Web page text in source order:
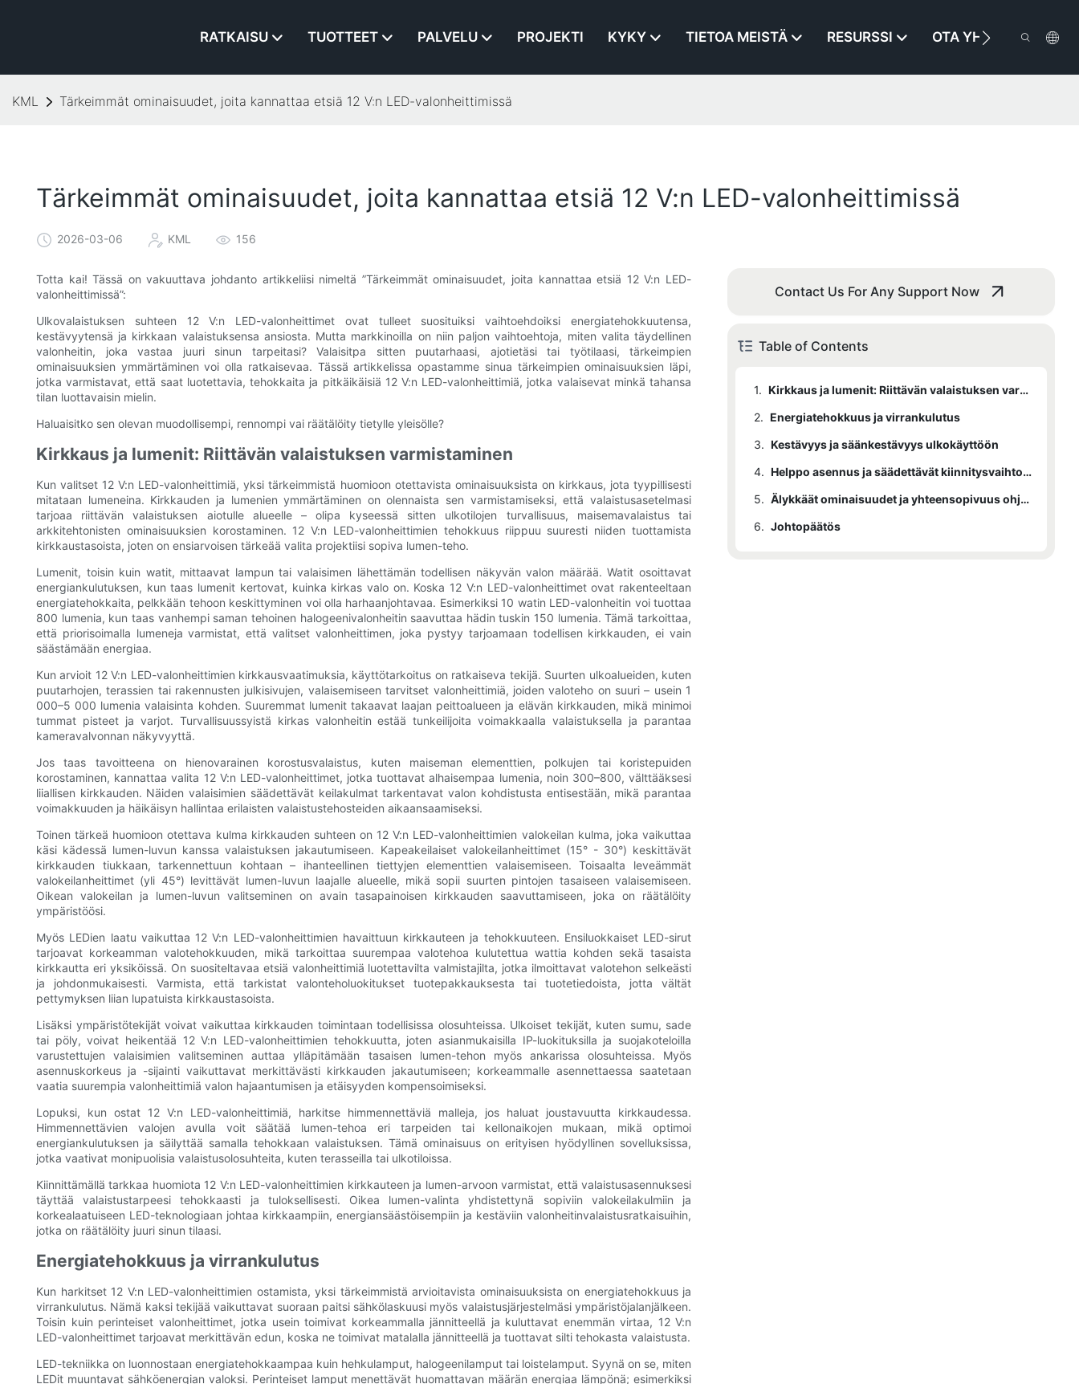
RATKAISU TUOTTEET PALVELU PROJEKTI KYKY TIETOA MEISTÄ RESURSSI OTA YHTEYTTÄ
KML Tärkeimmät ominaisuudet, joita kannattaa etsiä 12 V:n LED-valonheittimissä
Tärkeimmät ominaisuudet, joita kannattaa etsiä 12 V:n LED-valonheittimissä
2026-03-06 KML 156
Totta kai! Tässä on vakuuttava johdanto artikkeliisi nimeltä ”Tärkeimmät ominaisuudet, joita kannattaa etsiä 12 V:n LED-
valonheittimissä”:
Ulkovalaistuksen suhteen 12 V:n LED-valonheittimet ovat tulleet suosituiksi vaihtoehdoiksi energiatehokkuutensa,
kestävyytensä ja kirkkaan valaistuksensa ansiosta. Mutta markkinoilla on niin paljon vaihtoehtoja, miten valita täydellinen
valonheitin, joka vastaa juuri sinun tarpeitasi? Valaisitpa sitten puutarhaasi, ajotietäsi tai työtilaasi, tärkeimpien
ominaisuuksien ymmärtäminen voi olla ratkaisevaa. Tässä artikkelissa opastamme sinua tärkeimpien ominaisuuksien läpi,
jotka varmistavat, että saat luotettavia, tehokkaita ja pitkäikäisiä 12 V:n LED-valonheittimiä, jotka valaisevat minkä tahansa
tilan luottavaisin mielin.
Haluaisitko sen olevan muodollisempi, rennompi vai räätälöity tietylle yleisölle?
Kirkkaus ja lumenit: Riittävän valaistuksen varmistaminen
Kun valitset 12 V:n LED-valonheittimiä, yksi tärkeimmistä huomioon otettavista ominaisuuksista on kirkkaus, jota tyypillisesti
mitataan lumeneina. Kirkkauden ja lumenien ymmärtäminen on olennaista sen varmistamiseksi, että valaistusasetelmasi
tarjoaa riittävän valaistuksen aiotulle alueelle – olipa kyseessä sitten ulkotilojen turvallisuus, maisemavalaistus tai
arkkitehtonisten ominaisuuksien korostaminen. 12 V:n LED-valonheittimien tehokkuus riippuu suuresti niiden tuottamista
kirkkaustasoista, joten on ensiarvoisen tärkeää valita projektiisi sopiva lumen-teho.
Lumenit, toisin kuin watit, mittaavat lampun tai valaisimen lähettämän todellisen näkyvän valon määrää. Watit osoittavat
energiankulutuksen, kun taas lumenit kertovat, kuinka kirkas valo on. Koska 12 V:n LED-valonheittimet ovat rakenteeltaan
energiatehokkaita, pelkkään tehoon keskittyminen voi olla harhaanjohtavaa. Esimerkiksi 10 watin LED-valonheitin voi tuottaa
800 lumenia, kun taas vanhempi saman tehoinen halogeenivalonheitin saavuttaa hädin tuskin 150 lumenia. Tämä tarkoittaa,
että priorisoimalla lumeneja varmistat, että valitset valonheittimen, joka pystyy tarjoamaan todellisen kirkkauden, ei vain
säästämään energiaa.
Kun arvioit 12 V:n LED-valonheittimien kirkkausvaatimuksia, käyttötarkoitus on ratkaiseva tekijä. Suurten ulkoalueiden, kuten
puutarhojen, terassien tai rakennusten julkisivujen, valaisemiseen tarvitset valonheittimiä, joiden valoteho on suuri – usein 1
000–5 000 lumenia valaisinta kohden. Suuremmat lumenit takaavat laajan peittoalueen ja elävän kirkkauden, mikä minimoi
tummat pisteet ja varjot. Turvallisuussyistä kirkas valonheitin estää tunkeilijoita voimakkaalla valaistuksella ja parantaa
kameravalvonnan näkyvyyttä.
Jos taas tavoitteena on hienovarainen korostusvalaistus, kuten maiseman elementtien, polkujen tai koristepuiden
korostaminen, kannattaa valita 12 V:n LED-valonheittimet, jotka tuottavat alhaisempaa lumenia, noin 300–800, välttääksesi
liiallisen kirkkauden. Näiden valaisimien säädettävät keilakulmat tarkentavat valon kohdistusta entisestään, mikä parantaa
voimakkuuden ja häikäisyn hallintaa erilaisten valaistustehosteiden aikaansaamiseksi.
Toinen tärkeä huomioon otettava kulma kirkkauden suhteen on 12 V:n LED-valonheittimien valokeilan kulma, joka vaikuttaa
käsi kädessä lumen-luvun kanssa valaistuksen jakautumiseen. Kapeakeilaiset valokeilanheittimet (15° - 30°) keskittävät
kirkkauden tiukkaan, tarkennettuun kohtaan – ihanteellinen tiettyjen elementtien valaisemiseen. Toisaalta leveämmät
valokeilanheittimet (yli 45°) levittävät lumen-luvun laajalle alueelle, mikä sopii suurten pintojen tasaiseen valaisemiseen.
Oikean valokeilan ja lumen-luvun valitseminen on avain tasapainoisen kirkkauden saavuttamiseen, joka on räätälöity
ympäristöösi.
Myös LEDien laatu vaikuttaa 12 V:n LED-valonheittimien havaittuun kirkkauteen ja tehokkuuteen. Ensiluokkaiset LED-sirut
tarjoavat korkeamman valotehokkuuden, mikä tarkoittaa suurempaa valotehoa kulutettua wattia kohden sekä tasaista
kirkkautta eri yksiköissä. On suositeltavaa etsiä valonheittimiä luotettavilta valmistajilta, jotka ilmoittavat valotehon selkeästi
ja johdonmukaisesti. Varmista, että tarkistat valonteholuokitukset tuotepakkauksesta tai tuotetiedoista, jotta vältät
pettymyksen liian lupatuista kirkkaustasoista.
Lisäksi ympäristötekijät voivat vaikuttaa kirkkauden toimintaan todellisissa olosuhteissa. Ulkoiset tekijät, kuten sumu, sade
tai pöly, voivat heikentää 12 V:n LED-valonheittimien tehokkuutta, joten asianmukaisilla IP-luokituksilla ja suojakoteloilla
varustettujen valaisimien valitseminen auttaa ylläpitämään tasaisen lumen-tehon myös ankarissa olosuhteissa. Myös
asennuskorkeus ja -sijainti vaikuttavat merkittävästi kirkkauden jakautumiseen; korkeammalle asennettaessa saatetaan
vaatia suurempia valonheittimiä valon hajaantumisen ja etäisyyden kompensoimiseksi.
Lopuksi, kun ostat 12 V:n LED-valonheittimiä, harkitse himmennettäviä malleja, jos haluat joustavuutta kirkkaudessa.
Himmennettävien valojen avulla voit säätää lumen-tehoa eri tarpeiden tai kellonaikojen mukaan, mikä optimoi
energiankulutuksen ja säilyttää samalla tehokkaan valaistuksen. Tämä ominaisuus on erityisen hyödyllinen sovelluksissa,
jotka vaativat monipuolisia valaistusolosuhteita, kuten terasseilla tai ulkotiloissa.
Kiinnittämällä tarkkaa huomiota 12 V:n LED-valonheittimien kirkkauteen ja lumen-arvoon varmistat, että valaistusasennuksesi
täyttää valaistustarpeesi tehokkaasti ja tuloksellisesti. Oikea lumen-valinta yhdistettynä sopiviin valokeilakulmiin ja
korkealaatuiseen LED-teknologiaan johtaa kirkkaampiin, energiansäästöisempiin ja kestäviin valonheitinvalaistusratkaisuihin,
jotka on räätälöity juuri sinun tilaasi.
Energiatehokkuus ja virrankulutus
Kun harkitset 12 V:n LED-valonheittimien ostamista, yksi tärkeimmistä arvioitavista ominaisuuksista on energiatehokkuus ja
virrankulutus. Nämä kaksi tekijää vaikuttavat suoraan paitsi sähkölaskuusi myös valaistusjärjestelmäsi ympäristöjalanjälkeen.
Toisin kuin perinteiset valonheittimet, jotka usein toimivat korkeammalla jännitteellä ja kuluttavat enemmän virtaa, 12 V:n
LED-valonheittimet tarjoavat merkittävän edun, koska ne toimivat matalalla jännitteellä ja tuottavat silti tehokasta valaistusta.
LED-tekniikka on luonnostaan ​​energiatehokkaampaa kuin hehkulamput, halogeenilamput tai loistelamput. Syynä on se, miten
LEDit muuntavat sähköenergian valoksi. Perinteiset lamput menettävät huomattavan määrän energiaa lämpönä; esimerkiksi
Contact Us For Any Support Now
Table of Contents
1.
Kirkkaus ja lumenit: Riittävän valaistuksen varmistaminen
2. Energiatehokkuus ja virrankulutus
3. Kestävyys ja säänkestävyys ulkokäyttöön
4.
Helppo asennus ja säädettävät kiinnitysvaihtoehdot
5.
Älykkäät ominaisuudet ja yhteensopivuus ohjausjärjestelmien kanssa
6. Johtopäätös